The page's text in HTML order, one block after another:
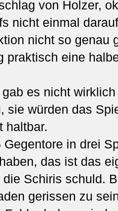
von Holzer,
nicht einmal
nicht so genau
praktisch eine
es nicht
sie würden das
haltbar.
Gegentore in drei
das ist das
die Schiris schuld.
gerissen zu